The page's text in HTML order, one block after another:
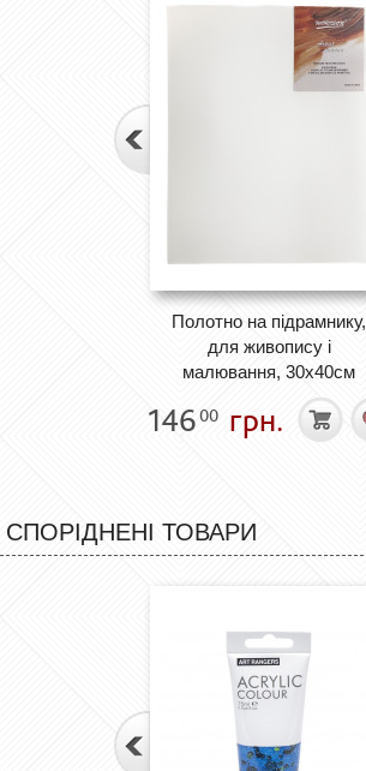
Полотно на підрамнику,
для живопису і
малювання, 30х40см
14600 грн.
СПОРІДНЕНІ ТОВАРИ